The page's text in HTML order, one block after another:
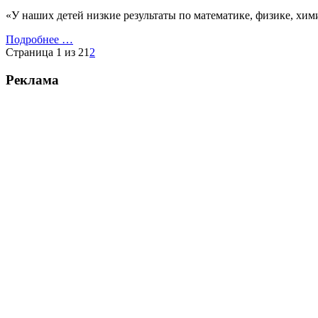
«У наших детей низкие результаты по математике, физике,
Подробнее …
Страница 1 из 21 2
Реклама